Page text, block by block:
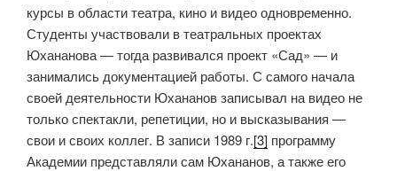
курсы в области театра, кино и видео одновременно.
Студенты участвовали в театральных проектах
Юхананова — тогда развивался проект «Сад» — и
занимались документацией работы. С самого начала
своей деятельности Юхананов записывал на видео не
только спектакли, репетиции, но и высказывания —
свои и своих коллег. В записи 1989 г.[3] программу
Академии представляли сам Юхананов, а также его